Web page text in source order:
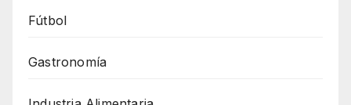
Fútbol
Gastronomía